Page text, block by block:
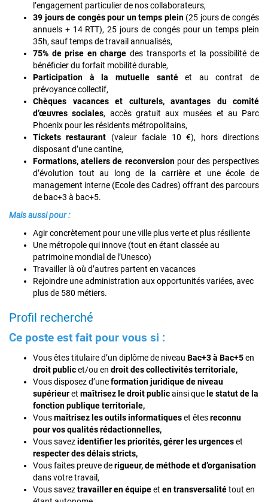
l’engagement particulier de nos collaborateurs,
39 jours de congés pour un temps plein (25 jours de congés
annuels + 14 RTT), 25 jours de congés pour un temps plein
35h, sauf temps de travail annualisés,
75% de prise en charge des transports et la possibilité de
bénéficier du forfait mobilité durable,
Participation à la mutuelle santéet au contrat de
prévoyance collectif,
Chèques vacances et culturels, avantages du comité
d’œuvres sociales, accès gratuit aux musées et au Parc
Phoenix pour les résidents métropolitains,
Tickets restaurant (valeur faciale 10 €), hors directions
disposant d’une cantine,
Formations, ateliers de reconversionpour des perspectives
d’évolution tout au long de la carrière et une école de
management interne (Ecole des Cadres) offrant des parcours
de bac+3 à bac+5.
Mais aussi pour :
Agir concrètement pour une ville plus verte et plus résiliente
Une métropole qui innove (tout en étant classée au
patrimoine mondial de l’Unesco)
Travailler là où d’autres partent en vacances
Rejoindre une administration aux opportunités variées, avec
plus de 580 métiers.
Profil recherché
Ce poste est fait pour vous si :
Vous êtes titulaire d’un diplôme de niveau Bac+3 à Bac+5en
droit publicet/ou en droit des collectivitésterritoriale,
Vous disposez d’uneformation juridique de niveau
supérieuret maîtrisez le droit publicainsi que le statut de la
fonction publique territoriale,
Vousmaîtrisez les outils informatiqueset êtesreconnu
pour vos qualités rédactionnelles,
Vous savezidentifier les priorités, gérer les urgenceset
respecter des délais stricts,
Vous faites preuve derigueur, de méthode et d’organisation
dans votre travail,
Vous saveztravailler en équipeet en transversalitétout en